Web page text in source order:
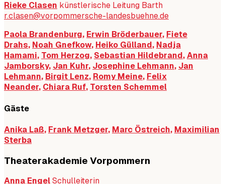
Rieke Clasen künstlerische Leitung Barth
r.clasen@vorpommersche-landesbuehne.de
Paola Brandenburg, Erwin Bröderbauer, Fiete
Drahs, Noah Gnefkow, Heiko Gülland , Nadja
Hamami, Tom Herzog, Sebastian Hildebrand , Anna
Jamborsky, Jan Kuhr, Josephine Lehmann, Jan
Lehmann, Birgit Lenz, Romy Meine, Felix
Neander, Chiara Ruf, Torsten Schemmel
Gäste
Anika Laß, Frank Metzger, Marc Östreich, Maximilian
Sterba
Theaterakademie Vorpommern
Anna Engel Schulleiterin